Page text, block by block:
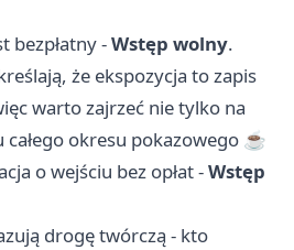
bezpłatny -Wstęp wolny.
że ekspozycja to zapis
warto zajrzeć nie tylko na
całego okresu pokazowego ☕
o wejściu bez opłat -Wstęp
drogę twórczą - kto